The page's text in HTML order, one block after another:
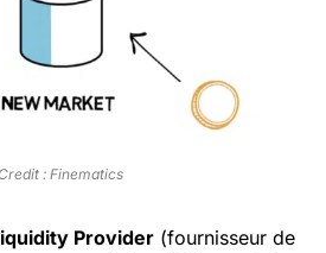
Credit : Finematics
Provider (fournisseur de